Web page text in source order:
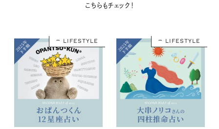
こちらもチェック！
LIFESTYLE LIFESTYLE